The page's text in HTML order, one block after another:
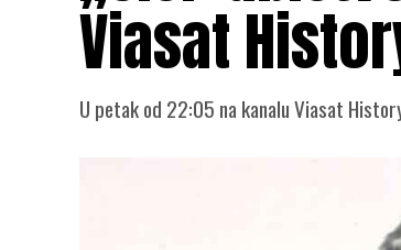
Viasat
U petak od 22:05 na kanalu Viasat